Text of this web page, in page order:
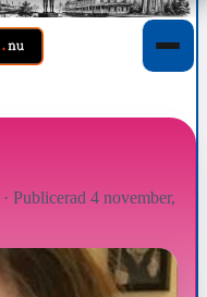
· Publicerad 4 november,